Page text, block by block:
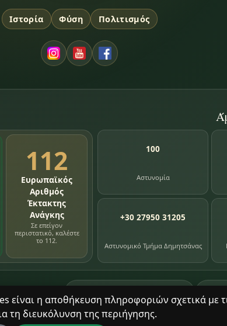
είναι η αποθήκευση πληροφοριών σχετικά με
τη διευκόλυνση της περιήγησης.
Ιστορία Φύση Πολιτισμός
112
Ευρωπαϊκός
Αριθμός
Έκτακτης
Ανάγκης
Σε επείγον
περιστατικό, καλέστε
το 112.
100
Αστυνομία
+30 27950 31205
Αστυνομικό Τμήμα Δημητσάνας
76 εγγραφές χρονολογίου 87